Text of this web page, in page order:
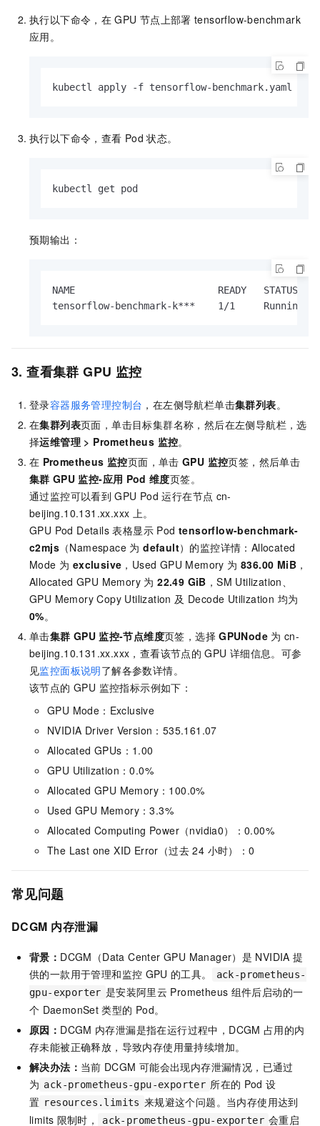
执行以下命令，在 GPU 节点上部署 tensorflow-benchmark
应用。
kubectl apply -f tensorflow-benchmark.yaml
执行以下命令，查看 Pod 状态。
kubectl get pod
预期输出：
NAME                         READY   STATUS
tensorflow-benchmark-k***    1/1
3. 查看集群 GPU 监控
登录容器服务管理控制台 ，在左侧导航栏单击集群列表。
在集群列表页面，单击目标集群名称，然后在左侧导航栏，选
择运维管理 > Prometheus 监控。
在 Prometheus 监控页面，单击 GPU 监控页签，然后单击
集群 GPU 监控-应用 Pod 维度页签。
通过监控可以看到 GPU Pod 运行在节点 cn-
beijing.10.131.xx.xxx 上。
GPU Pod Details 表格显示 Pod tensorflow-benchmark-
c2mjs （Namespace 为default）的监控详情：Allocated
Mode 为 exclusive ，Used GPU Memory 为836.00 MiB ，
Allocated GPU Memory 为22.49 GiB ，SM Utilization、
GPU Memory Copy Utilization 及 Decode Utilization 均为
0%。
单击集群 GPU 监控-节点维度页签，选择 GPUNode 为 cn-
beijing.10.131.xx.xxx，查看该节点的 GPU 详细信息。可参
见监控面板说明了解各参数详情。
该节点的 GPU 监控指标示例如下：
GPU Mode：Exclusive
NVIDIA Driver Version：535.161.07
Allocated GPUs：1.00
GPU Utilization：0.0%
Allocated GPU Memory：100.0%
Used GPU Memory：3.3%
Allocated Computing Power（nvidia0）：0.00%
The Last one XID Error（过去 24 小时）：0
常见问题
DCGM 内存泄漏
背景： DCGM（Data Center GPU Manager）是 NVIDIA 提
供的一款用于管理和监控 GPU 的工具。
ack-prometheus-
gpu-exporter 是安装阿里云 Prometheus 组件后启动的一
个 DaemonSet 类型的 Pod。
原因： DCGM 内存泄漏是指在运行过程中，DCGM 占用的内
存未能被正确释放，导致内存使用量持续增加。
解决办法： 当前 DCGM 可能会出现内存泄漏情况，已通过
为 ack-prometheus-gpu-exporter 所在的 Pod 设
置 resources.limits 来规避这个问题。当内存使用达到
limits 限制时， ack-prometheus-gpu-exporter 会重启